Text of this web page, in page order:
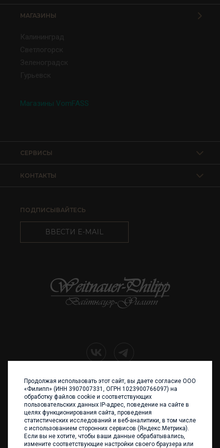
МАГАЗИНЫ
Калининград
Светлогорск
Зеленоградск
Гурьевск
Магазины VomFASS
КОНТАКТЫ
СЕРВИСЫ
ПОДПИСЫВАЙТЕСЬ
ВВЕСТИ E-MAIL
+7 (4012) 960 898
236017 Калининград,
ул. Каштановая аллея, 47
Телефон: +7 4012 960 898,
+7 4012 960 856
Написать нам
Продолжая использовать этот сайт, вы даете согласие ООО
«Филипп» (ИНН 3907007331, ОГРН 1023900766097) на
обработку файлов cookie и соответствующих
пользовательских данных IP-адрес, поведение на сайте в
целях функционирования сайта, проведения
статистических исследований и веб-аналитики, в том числе
с использованием сторонних сервисов (Яндекс.Метрика).
Если вы не хотите, чтобы ваши данные обрабатывались,
измените соответствующие настройки своего браузера или